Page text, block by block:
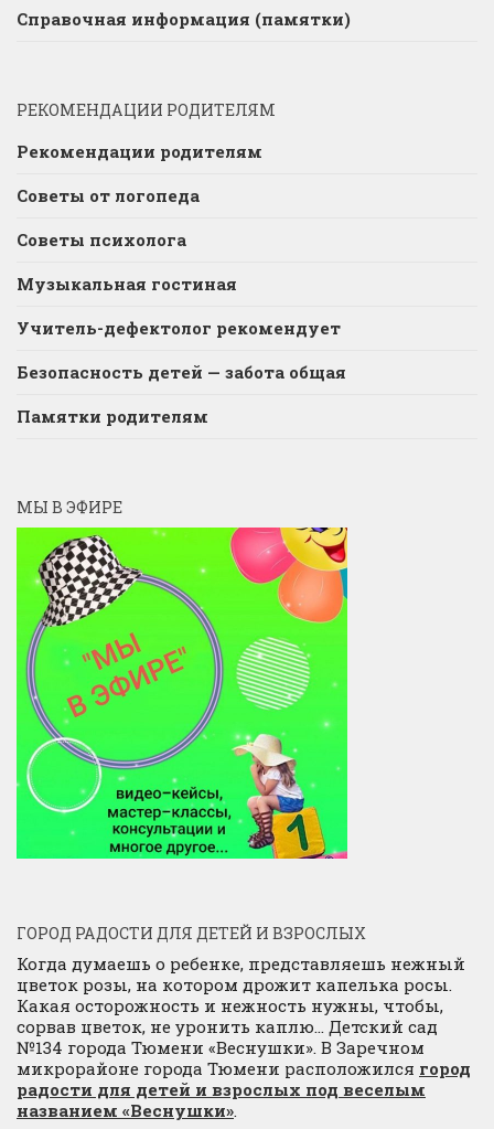
Справочная информация (памятки)
РЕКОМЕНДАЦИИ РОДИТЕЛЯМ
Рекомендации родителям
Советы от логопеда
Советы психолога
Музыкальная гостиная
Учитель-дефектолог рекомендует
Безопасность детей — забота общая
Памятки родителям
МЫ В ЭФИРЕ
ГОРОД РАДОСТИ ДЛЯ ДЕТЕЙ И ВЗРОСЛЫХ
Когда думаешь о ребенке, представляешь нежный
цветок розы, на котором дрожит капелька росы.
Какая осторожность и нежность нужны, чтобы,
сорвав цветок, не уронить каплю… Детский сад
№134 города Тюмени «Веснушки». В Заречном
микрорайоне города Тюмени расположился город
радости для детей и взрослых под веселым
названием «Веснушки».